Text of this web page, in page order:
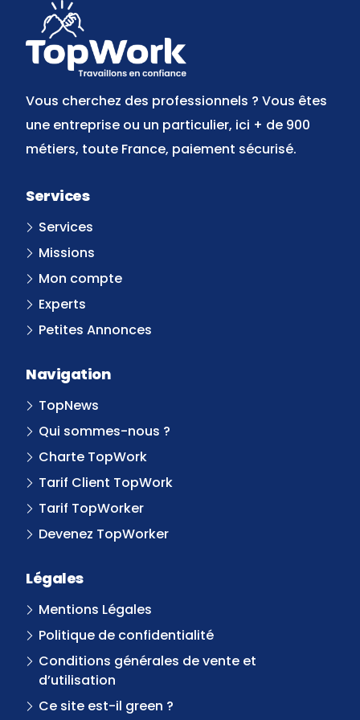
Vous cherchez des professionnels ? Vous êtes
une entreprise ou un particulier, ici + de 900
métiers, toute France, paiement sécurisé.
Services
Services
Missions
Mon compte
Experts
Petites Annonces
Navigation
TopNews
Qui sommes-nous ?
Charte TopWork
Tarif Client TopWork
Tarif TopWorker
Devenez TopWorker
Légales
Mentions Légales
Politique de confidentialité
Conditions générales de vente et
d’utilisation
Ce site est-il green ?